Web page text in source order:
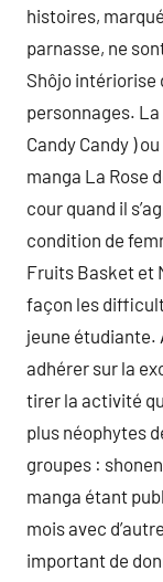
histoires,
parnasse, ne
Shôjo intériorise
personnages.
Candy Candy )
manga La Rose
cour quand il
condition de
Fruits Basket et
façon les
jeune étudiante.
adhérer sur la
tirer la activité
plus néophytes
groupes :
manga étant
mois avec
important de